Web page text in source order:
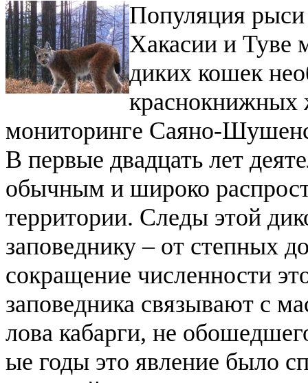
Популяция рыси
Хакасии и Туве
диких кошек
краснокнижных
мониторинге Саяно-
В первые двадцать лет
обычным и широко
территории. Следы этой
заповеднику – от степных
сокращение численности
заповедника связывают с
лова кабарги, не
ые годы это явление было